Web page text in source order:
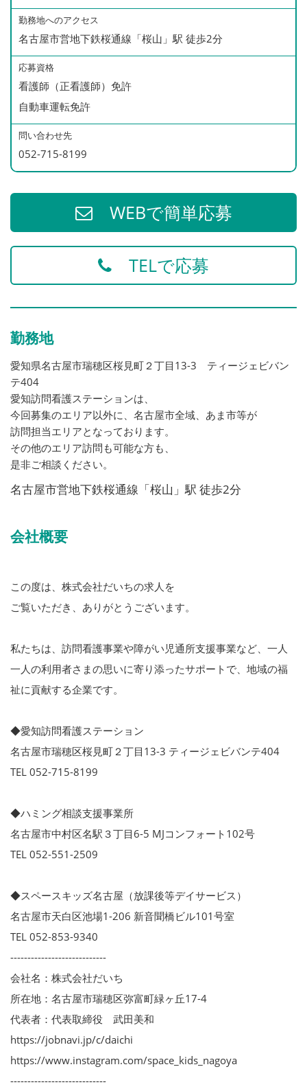
＊パートも賞与あり（年１回）
今年度のパート実績 最大20万！
勤務地へのアクセス
名古屋市営地下鉄桜通線「桜山」駅 徒歩2分
応募資格
看護師（正看護師）免許
自動車運転免許
問い合わせ先
052-715-8199
WEBで簡単応募
TELで応募
勤務地
愛知県名古屋市瑞穂区桜見町２丁目13-3 ティージェビバン
テ404
愛知訪問看護ステーションは、
今回募集のエリア以外に、名古屋市全域、あま市等が
訪問担当エリアとなっております。
その他のエリア訪問も可能な方も、
是非ご相談ください。
名古屋市営地下鉄桜通線「桜山」駅 徒歩2分
会社概要
この度は、株式会社だいちの求人を
ご覧いただき、ありがとうございます。
私たちは、訪問看護事業や障がい児通所支援事業など、一人
一人の利用者さまの思いに寄り添ったサポートで、地域の福
祉に貢献する企業です。
◆愛知訪問看護ステーション
名古屋市瑞穂区桜見町２丁目13-3 ティージェビバンテ404
TEL 052-715-8199
◆ハミング相談支援事業所
名古屋市中村区名駅３丁目6-5 MJコンフォート102号
TEL 052-551-2509
◆スペースキッズ名古屋（放課後等デイサービス）
名古屋市天白区池場1-206 新音聞橋ビル101号室
TEL 052-853-9340
----------------------------
会社名：株式会社だいち
所在地：名古屋市瑞穂区弥富町緑ヶ丘17-4
代表者：代表取締役 武田美和
https://jobnavi.jp/c/daichi
https://www.instagram.com/space_kids_nagoya
----------------------------